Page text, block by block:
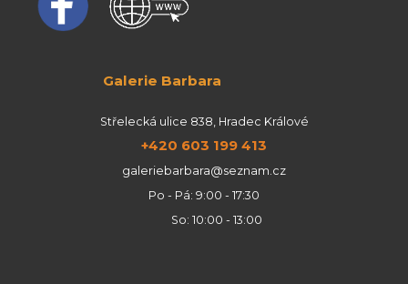
Galerie Barbara
Střelecká ulice 838, Hradec Králové
+420 603 199 413
galeriebarbara@seznam.cz
Po - Pá: 9:00 - 17:30
So: 10:00 - 13:00